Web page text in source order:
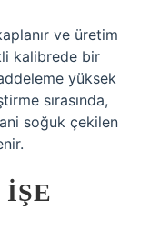
ve üretim
kalibrede bir
yüksek
sırasında,
soğuk çekilen